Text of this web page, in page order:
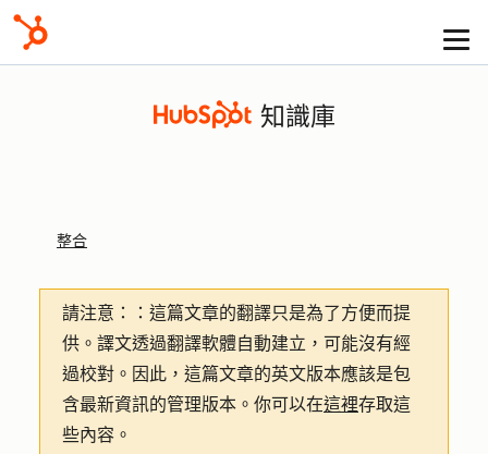
知識庫
整合
請注意：
：這篇文章的翻譯只是為了方便而提
供。譯文透過翻譯軟體自動建立，可能沒有經
過校對。因此，這篇文章的英文版本應該是包
含最新資訊的管理版本。你可以在這裡存取這
些內容。